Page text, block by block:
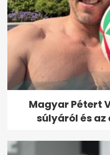
Magyar Pétert
súlyáról és